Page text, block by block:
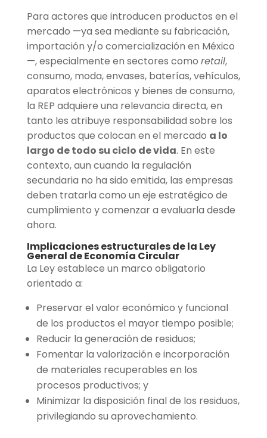
Para actores que introducen productos en el
mercado —ya sea mediante su fabricación,
importación y/o comercialización en México
—, especialmente en sectores como retail,
consumo, moda, envases, baterías, vehículos,
aparatos electrónicos y bienes de consumo,
la REP adquiere una relevancia directa, en
tanto les atribuye responsabilidad sobre los
productos que colocan en el mercado a lo
largo de todo su ciclo de vida. En este
contexto, aun cuando la regulación
secundaria no ha sido emitida, las empresas
deben tratarla como un eje estratégico de
cumplimiento y comenzar a evaluarla desde
ahora.
Implicaciones estructurales de la Ley
General de Economía Circular
La Ley establece un marco obligatorio
orientado a:
Preservar el valor económico y funcional
de los productos el mayor tiempo posible;
Reducir la generación de residuos;
Fomentar la valorización e incorporación
de materiales recuperables en los
procesos productivos; y
Minimizar la disposición final de los residuos,
privilegiando su aprovechamiento.